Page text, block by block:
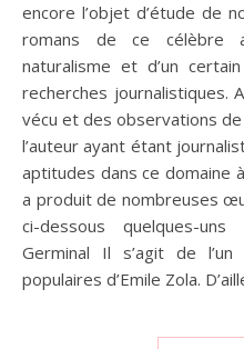
encore l’objet d’étude de
romans de ce célèbre
naturalisme et d’un
recherches journalistiques.
vécu et des observations de
l’auteur ayant étant
aptitudes dans ce domaine
a produit de nombreuses
ci-dessous quelques-
Germinal Il s’agit de
populaires d’Emile Zola.